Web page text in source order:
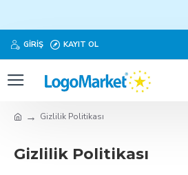
GIRIŞ KAYIT OL
Gizlilik Politikası
Gizlilik Politikası